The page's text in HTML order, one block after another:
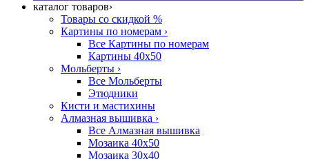
каталог товаров›
Товары со скидкой %
Картины по номерам ›
Все Картины по номерам
Картины 40x50
Мольберты ›
Все Мольберты
Этюдники
Кисти и мастихины
Алмазная вышивка ›
Все Алмазная вышивка
Мозаика 40x50
Мозаика 30x40